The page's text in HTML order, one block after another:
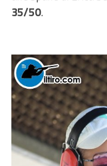
35/50.